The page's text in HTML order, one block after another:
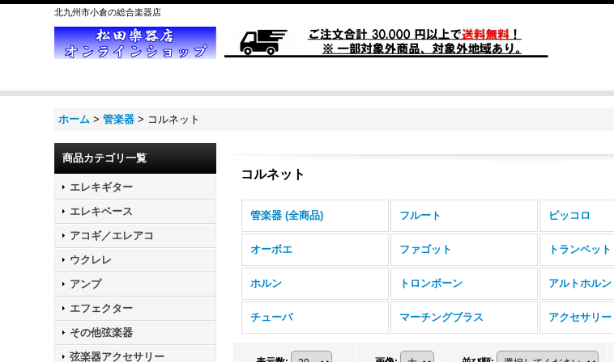
北九州市小倉の総合楽器店
ホーム > 管楽器 > コルネット
商品カテゴリ一覧
エレキギター
エレキベース
アコギ／エレアコ
ウクレレ
アンプ
エフェクター
その他弦楽器
弦楽器アクセサリー
コルネット
管楽器 (全商品) フルート ピッコロ
オーボエ ファゴット トランペット
ホルン トロンボーン アルトホルン
チューバ マーチングブラス アクセサリー